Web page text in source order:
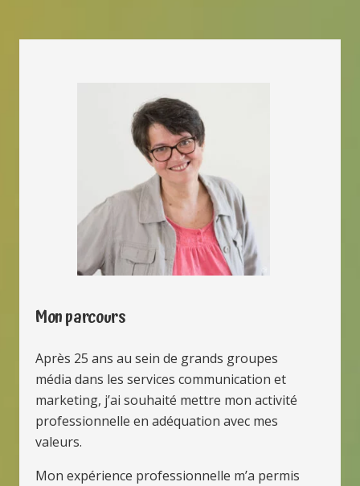
Mon parcours
Après 25 ans au sein de grands groupes
média dans les services communication et
marketing, j’ai souhaité mettre mon activité
professionnelle en adéquation avec mes
valeurs.
Mon expérience professionnelle m’a permis